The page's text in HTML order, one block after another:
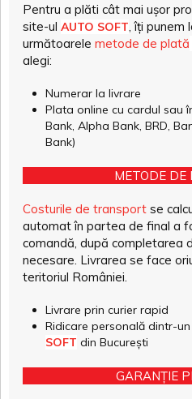
Pentru a plăti cât mai ușor
site-ul AUTO SOFT , îți punem
următoarele metode de plată
alegi:
Numerar la livrare
Plata online cu cardul sau
Bank, Alpha Bank, BRD,
Bank)
METODE DE
Costurile de transport se
automat în partea de final a
comandă, după completarea
necesare. Livrarea se face
teritoriul României.
Livrare prin curier rapid
Ridicare personală dintr-un
SOFT din București
GARANȚIE